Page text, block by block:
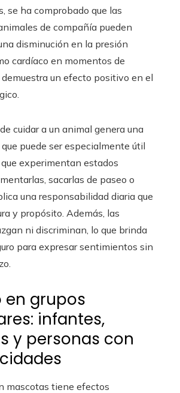
se ha comprobado que las
de compañía pueden
disminución en la presión
cardíaco en momentos de
un efecto positivo en el
cuidar a un animal genera una
puede ser especialmente útil
experimentan estados
sacarlas de paseo o
una responsabilidad diaria que
y propósito. Además, las
ni discriminan, lo que brinda
para expresar sentimientos sin
en grupos
infantes,
y personas con
mascotas tiene efectos